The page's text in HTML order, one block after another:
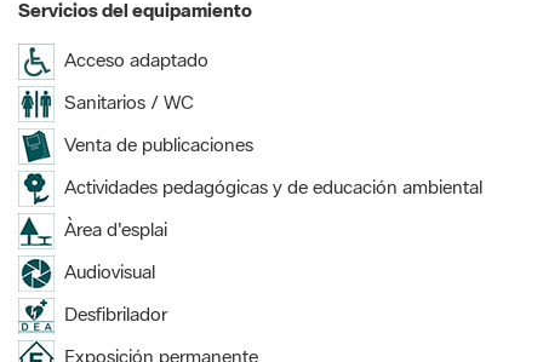
Servicios del equipamiento
Acceso adaptado
Sanitarios / WC
Venta de publicaciones
Actividades pedagógicas y de educación ambiental
Àrea d'esplai
Audiovisual
Desfibrilador
Exposición permanente